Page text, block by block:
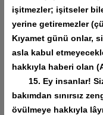
işitmezler; işitseler
yerine getiremezler
Kıyamet günü onlar,
asla kabul
hakkıyla haberi olan
15. Ey insanlar! Siz
bakımdan sınırsız
övülmeye hakkıyla